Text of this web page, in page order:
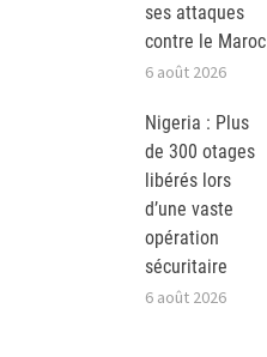
ses attaques
contre le Maroc
6 août 2026
Nigeria : Plus
de 300 otages
libérés lors
d’une vaste
opération
sécuritaire
6 août 2026